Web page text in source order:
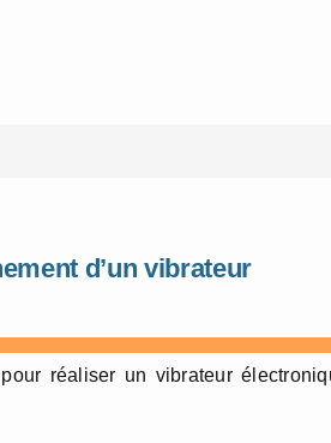
d’un vibrateur
réaliser un vibrateur